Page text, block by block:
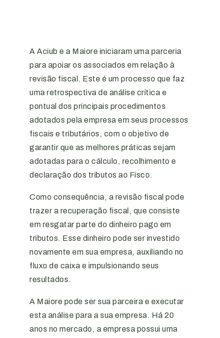
A Aciub e a Maiore iniciaram uma parceria
para apoiar os associados em relação à
revisão fiscal. Este é um processo que faz
uma retrospectiva de análise crítica e
pontual dos principais procedimentos
adotados pela empresa em seus processos
fiscais e tributários, com o objetivo de
garantir que as melhores práticas sejam
adotadas para o cálculo, recolhimento e
declaração dos tributos ao Fisco.
Como consequência, a revisão fiscal pode
trazer a recuperação fiscal, que consiste
em resgatar parte do dinheiro pago em
tributos. Esse dinheiro pode ser investido
novamente em sua empresa, auxiliando no
fluxo de caixa e impulsionando seus
resultados.
A Maiore pode ser sua parceira e executar
esta análise para a sua empresa. Há 20
anos no mercado, a empresa possui uma